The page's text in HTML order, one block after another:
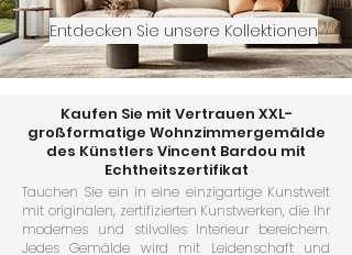
Entdecken Sie unsere Kollektionen
Kaufen Sie mit Vertrauen XXL-
großformatige Wohnzimmergemälde
des Künstlers Vincent Bardou mit
Echtheitszertifikat
Tauchen Sie ein in eine einzigartige Kunstwelt
mit originalen, zertifizierten Kunstwerken, die Ihr
modernes und stilvolles Interieur bereichern.
Jedes Gemälde wird mit Leidenschaft und